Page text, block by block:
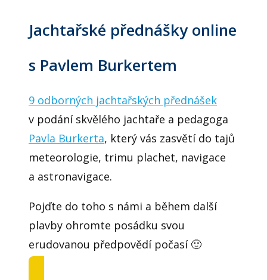
Jachtařské přednášky online
s Pavlem Burkertem
9 odborných jachtařských přednášek
v podání skvělého jachtaře a pedagoga
Pavla Burkerta, který vás zasvětí do tajů
meteorologie, trimu plachet, navigace
a astronavigace.
Pojďte do toho s námi a během další
plavby ohromte posádku svou
erudovanou předpovědí počasí 🙂